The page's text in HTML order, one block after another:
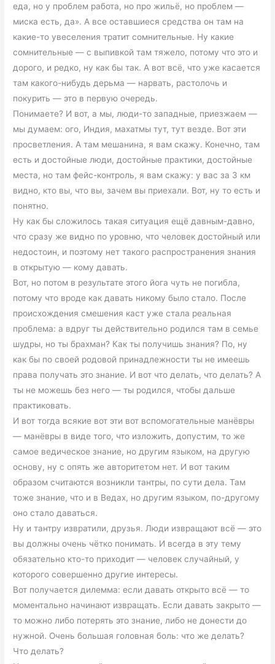
еда, но у проблем работа, но про жильё, но проблем —
миска есть, да». А все оставшиеся средства он там на
какие-то увеселения тратит сомнительные. Ну какие
сомнительные — с выпивкой там тяжело, потому что это и
дорого, и редко, ну как бы так. А вот всё, что уже касается
там какого-нибудь дерьма — нарвать, растолочь и
покурить — это в первую очередь.
Понимаете? И вот, а мы, люди-то западные, приезжаем —
мы думаем: ого, Индия, махатмы тут, тут везде. Вот эти
просветления. А там мешанина, я вам скажу. Конечно, там
есть и достойные люди, достойные практики, достойные
места, но там фейс-контроль, я вам скажу: у вас за 3 км
видно, кто вы, что вы, зачем вы приехали. Вот, ну то есть и
понятно.
Ну как бы сложилось такая ситуация ещё давным-давно,
что сразу же видно по уровню, что человек достойный или
недостоин, и поэтому нет такого распространения знания
в открытую — кому давать.
Вот, но потом в результате этого йога чуть не погибла,
потому что вроде как давать никому было стало. После
происхождения смешения каст уже стала реальная
проблема: а вдруг ты действительно родился там в семье
шудры, но ты брахман? Как ты получишь знания? По, ну
как бы по своей родовой принадлежности ты не имеешь
права получать это знание. И вот что делать, что делать? А
ты не можешь без него — ты родился, чтобы дальше
практиковать.
И вот тогда всякие вот эти вот вспомогательные манёвры
— манёвры в виде того, что изложить, допустим, то же
самое ведическое знание, но другим языком, на другую
основу, ну с опять же авторитетом нет. И вот таким
образом считаются возникли тантры, по сути дела. Там
тоже знание, что и в Ведах, но другим языком, по-другому
оно стало даваться.
Ну и тантру извратили, друзья. Люди извращают всё — это
вы должны очень чётко понимать. И всегда в эту тему
обязательно кто-то приходит — человек случайный, у
которого совершенно другие интересы.
Вот получается дилемма: если давать открыто всё — то
моментально начинают извращать. Если давать закрыто —
то можно либо потерять это знание, либо не донести до
нужной. Очень большая головная боль: что же делать?
Что делать?